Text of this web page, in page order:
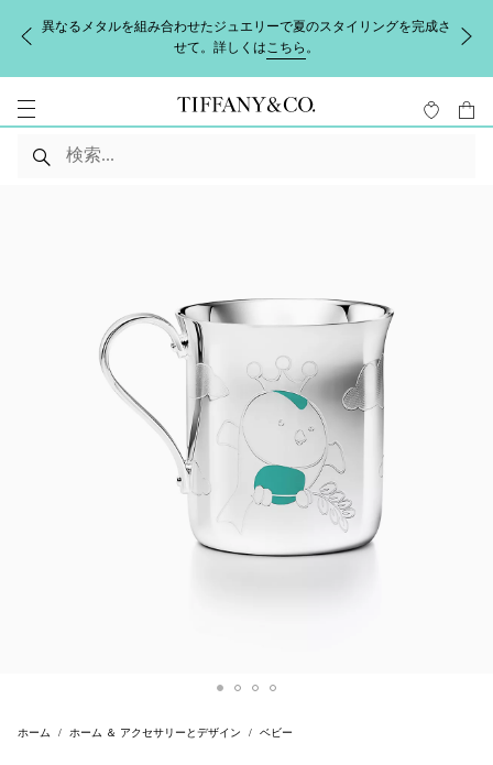
異なるメタルを組み合わせたジュエリーで夏のスタイリングを完成さ
せて。詳しくはこちら 。
ホーム ホーム ＆ アクセサリーとデザイン ベビー